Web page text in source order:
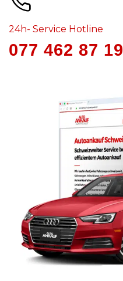
24h- Service Hotline
077 462 87 19